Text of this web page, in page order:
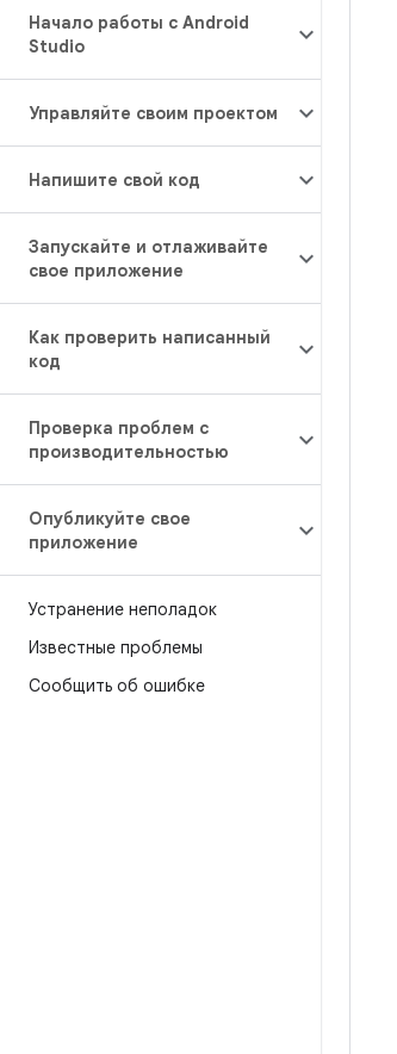
Начало работы с Android
Studio
Управляйте своим проектом
Напишите свой код
Запускайте и отлаживайте
свое приложение
Как проверить написанный
код
Проверка проблем с
производительностью
Опубликуйте свое
приложение
Устранение неполадок
Известные проблемы
Сообщить об ошибке